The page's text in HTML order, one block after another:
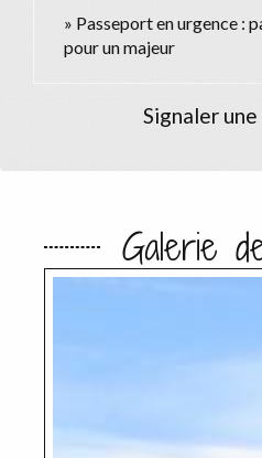
Passeport en urgence :
pour un majeur
Signaler
Galerie